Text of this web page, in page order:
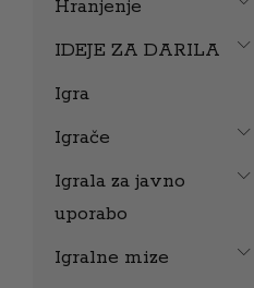
Hranjenje
IDEJE ZA DARILA
Igra
Igrače
Igrala za javno
uporabo
Igralne mize